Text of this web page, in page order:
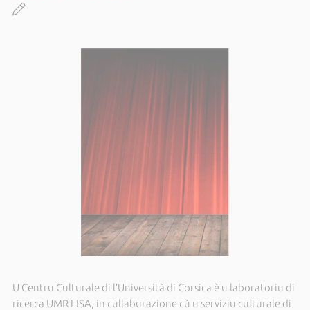
U Centru Culturale di l’Università di Corsica è u laboratoriu di
ricerca UMR LISA, in cullaburazione cù u serviziu culturale di